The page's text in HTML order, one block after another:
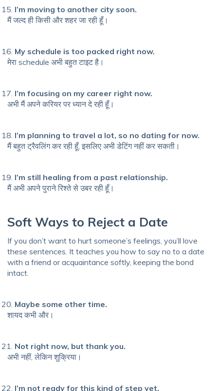
I’m moving to another city soon.
मैं जल्द ही किसी और शहर जा रही हूँ।
My schedule is too packed right now.
मेरा schedule अभी बहुत टाइट है।
I’m focusing on my career right now.
अभी मैं अपने करियर पर ध्यान दे रही हूँ।
I’m planning to travel a lot, so no dating for now.
मैं बहुत ट्रैवलिंग कर रही हूँ, इसलिए अभी डेटिंग नहीं कर सकती।
I’m still healing from a past relationship.
मैं अभी अपने पुराने रिश्ते से उबर रही हूँ।
Soft Ways to Reject a Date
If you don’t want to hurt someone’s feelings, you’ll love
these sentences. It teaches you how to say no to a date
with a friend or acquaintance softly, keeping the bond
intact.
Maybe some other time.
शायद कभी और।
Not right now, but thank you.
अभी नहीं, लेकिन शुक्रिया।
I’m not ready for this kind of step yet.